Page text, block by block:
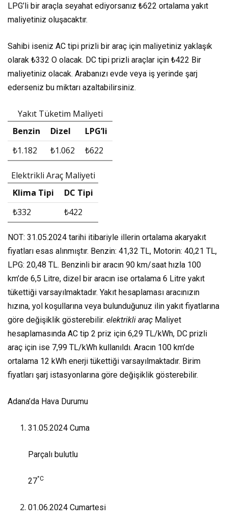
LPG’li bir araçla seyahat ediyorsanız ₺622 ortalama yakıt
maliyetiniz oluşacaktır.
Sahibi iseniz AC tipi prizli bir araç için maliyetiniz yaklaşık
olarak ₺332 O olacak. DC tipi prizli araçlar için ₺422 Bir
maliyetiniz olacak. Arabanızı evde veya iş yerinde şarj
ederseniz bu miktarı azaltabilirsiniz.
Yakıt Tüketim Maliyeti
Benzin
Dizel
LPG’li
₺1.182
₺1.062 ₺622
Elektrikli Araç Maliyeti
Klima Tipi
DC Tipi
₺332
₺422
NOT: 31.05.2024 tarihi itibariyle illerin ortalama akaryakıt
fiyatları esas alınmıştır. Benzin: 41,32 TL, Motorin: 40,21 TL,
LPG: 20,48 TL. Benzinli bir aracın 90 km/saat hızla 100
km’de 6,5 Litre, dizel bir aracın ise ortalama 6 Litre yakıt
tükettiği varsayılmaktadır. Yakıt hesaplaması aracınızın
hızına, yol koşullarına veya bulunduğunuz ilin yakıt fiyatlarına
göre değişiklik gösterebilir. elektrikli araç Maliyet
hesaplamasında AC tip 2 priz için 6,29 TL/kWh, DC prizli
araç için ise 7,99 TL/kWh kullanıldı. Aracın 100 km’de
ortalama 12 kWh enerji tükettiği varsayılmaktadır. Birim
fiyatları şarj istasyonlarına göre değişiklik gösterebilir.
Adana’da Hava Durumu
31.05.2024 Cuma
Parçalı bulutlu
27°C
01.06.2024 Cumartesi